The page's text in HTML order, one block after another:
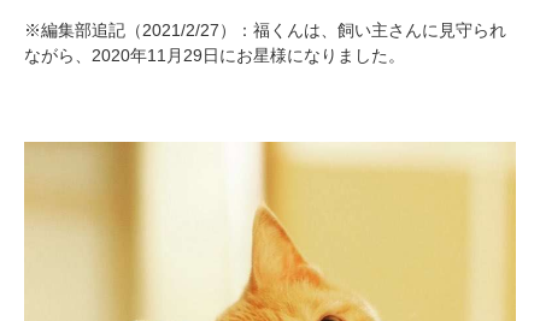
※編集部追記（2021/2/27）：福くんは、飼い主さんに見守られ
ながら、2020年11月29日にお星様になりました。